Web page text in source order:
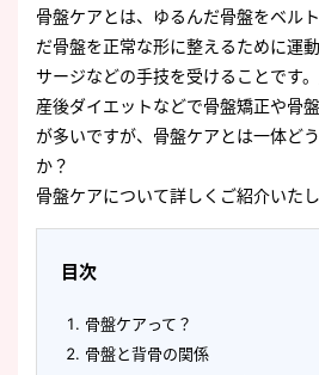
骨盤ケアとは、ゆるんだ骨盤をベル
だ骨盤を正常な形に整えるために運
サージなどの手技を受けることです
産後ダイエットなどで骨盤矯正や骨
が多いですが、骨盤ケアとは一体ど
か？
骨盤ケアについて詳しくご紹介いたし
目次
骨盤ケアって？
骨盤と背骨の関係